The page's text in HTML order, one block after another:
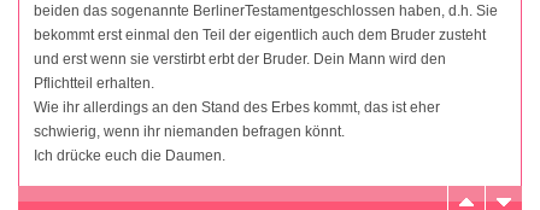
beiden das sogenannte BerlinerTestamentgeschlossen haben, d.h. Sie
bekommt erst einmal den Teil der eigentlich auch dem Bruder zusteht
und erst wenn sie verstirbt erbt der Bruder. Dein Mann wird den
Pflichtteil erhalten.
Wie ihr allerdings an den Stand des Erbes kommt, das ist eher
schwierig, wenn ihr niemanden befragen könnt.
Ich drücke euch die Daumen.